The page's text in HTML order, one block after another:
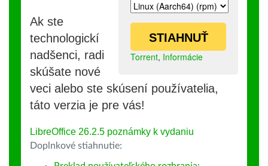
STIAHNUŤ
Torrent, Informácie
Ak ste
technologickí
nadšenci, radi
skúšate nové
veci alebo ste skúsení používatelia,
táto verzia je pre vás!
LibreOffice 26.2.5 poznámky k vydaniu
Doplnkové stiahnutie: